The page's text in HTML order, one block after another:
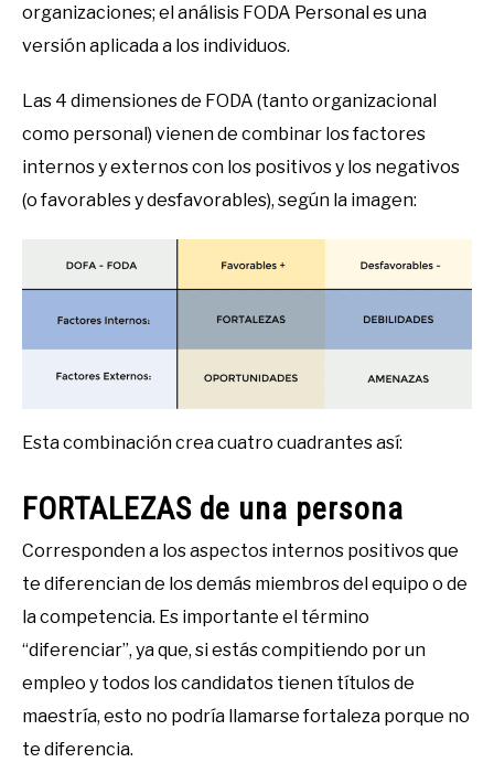
organizaciones; el análisis FODA Personal es una
versión aplicada a los individuos.
Las 4 dimensiones de FODA (tanto organizacional
como personal) vienen de combinar los factores
internos y externos con los positivos y los negativos
(o favorables y desfavorables), según la imagen:
Esta combinación crea cuatro cuadrantes así:
FORTALEZAS de una persona
Corresponden a los aspectos internos positivos que
te diferencian de los demás miembros del equipo o de
la competencia. Es importante el término
“diferenciar”, ya que, si estás compitiendo por un
empleo y todos los candidatos tienen títulos de
maestría, esto no podría llamarse fortaleza porque no
te diferencia.